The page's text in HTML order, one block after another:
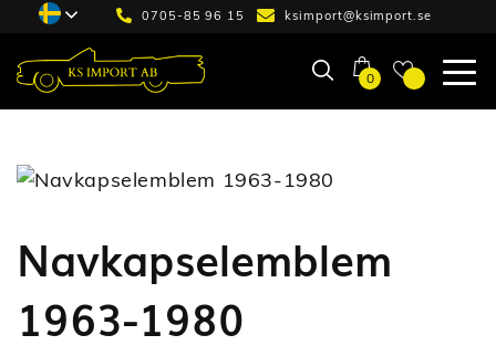
0705-85 96 15 ksimport@ksimport.se
0
Navkapselemblem
1963-1980